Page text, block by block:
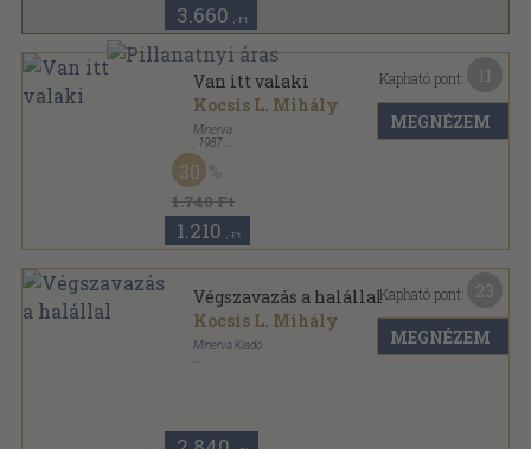
3.660 ,-Ft
Van itt valaki
Kocsis L. Mihály
Minerva
1987
Fűzött kemény papírkötés
1.740 Ft
30
1.210 ,-Ft
Kapható pont:
MEGNÉZEM
Végszavazás a halállal
Kocsis L. Mihály
Minerva Kiadó
Kapható pont:
MEGNÉZEM